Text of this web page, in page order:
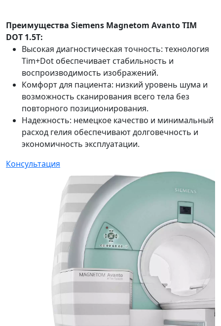
Преимущества Siemens Magnetom Avanto TIM
DOT 1.5T:
Высокая диагностическая точность: технология
Tim+Dot обеспечивает стабильность и
воспроизводимость изображений.
Комфорт для пациента: низкий уровень шума и
возможность сканирования всего тела без
повторного позиционирования.
Надежность: немецкое качество и минимальный
расход гелия обеспечивают долговечность и
экономичность эксплуатации.
Консультация